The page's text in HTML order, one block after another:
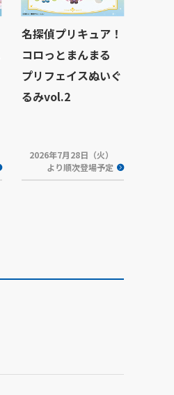
名探偵プリキュア！
コロっとまんまる
プリフェイスぬいぐ
るみvol.2
2026年7月28日（火）
より順次登場予定